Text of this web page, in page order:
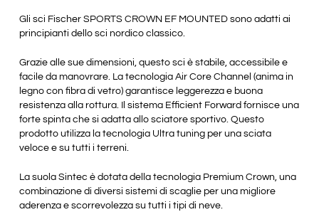
Gli sci Fischer SPORTS CROWN EF MOUNTED sono adatti ai
principianti dello sci nordico classico.
Grazie alle sue dimensioni, questo sci è stabile, accessibile e
facile da manovrare. La tecnologia Air Core Channel (anima in
legno con fibra di vetro) garantisce leggerezza e buona
resistenza alla rottura. Il sistema Efficient Forward fornisce una
forte spinta che si adatta allo sciatore sportivo. Questo
prodotto utilizza la tecnologia Ultra tuning per una sciata
veloce e su tutti i terreni.
La suola Sintec è dotata della tecnologia Premium Crown, una
combinazione di diversi sistemi di scaglie per una migliore
aderenza e scorrevolezza su tutti i tipi di neve.